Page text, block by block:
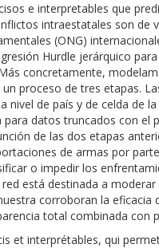
e interpretables que
intraestatales son de
(ONG)
Hurdle jerárquico
concretamente,
proceso de tres etapas.
nivel de país y de celda de
datos truncados con el
de las dos etapas
de armas por
o impedir los
está destinada a
corroboran la
total combinada con
et interprétables, qui